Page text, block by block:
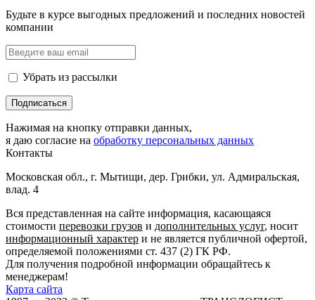
Будьте в курсе выгодных предложений и последних новостей
компании
Убрать из рассылки
Нажимая на кнопку отправки данных,
я даю согласие на обработку персональных данных
Контакты
Московская обл., г. Мытищи, дер. Грибки, ул. Адмиральская,
влад. 4
Вся представленная на сайте информация, касающаяся
стоимости перевозки грузов и дополнительных услуг, носит
информационный характер и не является публичной офертой,
определяемой положениями ст. 437 (2) ГК РФ.
Для получения подробной информации обращайтесь к
менеджерам!
Карта сайта